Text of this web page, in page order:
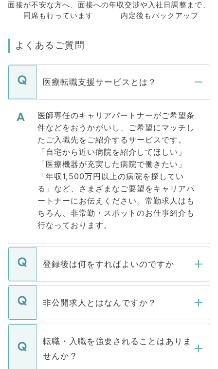
面接が不安な方へ、 面接への
同席も行っています
年収交渉や入社日調整まで、
内定後もバックアップ
よくあるご質問
医療転職支援サービスとは？
医師専任のキャリアパートナーがご希望条
件などをおうかがいし、ご希望にマッチし
たご入職先をご紹介するサービスです。
「自宅から近い病院を紹介してほしい」
「医療機器が充実した病院で働きたい」
「年収1,500万円以上の病院を探してい
る」など、さまざまなご要望をキャリアパ
ートナーにお伝えください。常勤求人はも
ちろん、非常勤・スポットのお仕事紹介も
行なっております。
登録後は何をすればよいのですか
ご登録いただきましたら、弊社担当者がご
登録内容を確認し、その後メールもしくは
ます。通常、5営業日以内にはご連絡をせて
いただきますので、しばらくお待ちくださ
非公開求人とはなんですか？
マイナビDOCTORで取り扱っている求人の
うち約3割は、Webサイトからご覧いただ
けない「非公開求人」です。非公開求人は
下記の理由によって、一般には公開してい
転職・入職を強要されることはありま
せんか？